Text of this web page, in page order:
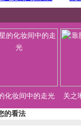
化妆间中的走光 关之
的看法